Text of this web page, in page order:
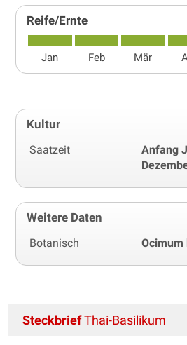
Reife/Ernte
Jan Feb Mär
Kultur
Saatzeit
Anfang
Weitere Daten
Botanisch Ocimum
SteckbriefThai-Basilikum